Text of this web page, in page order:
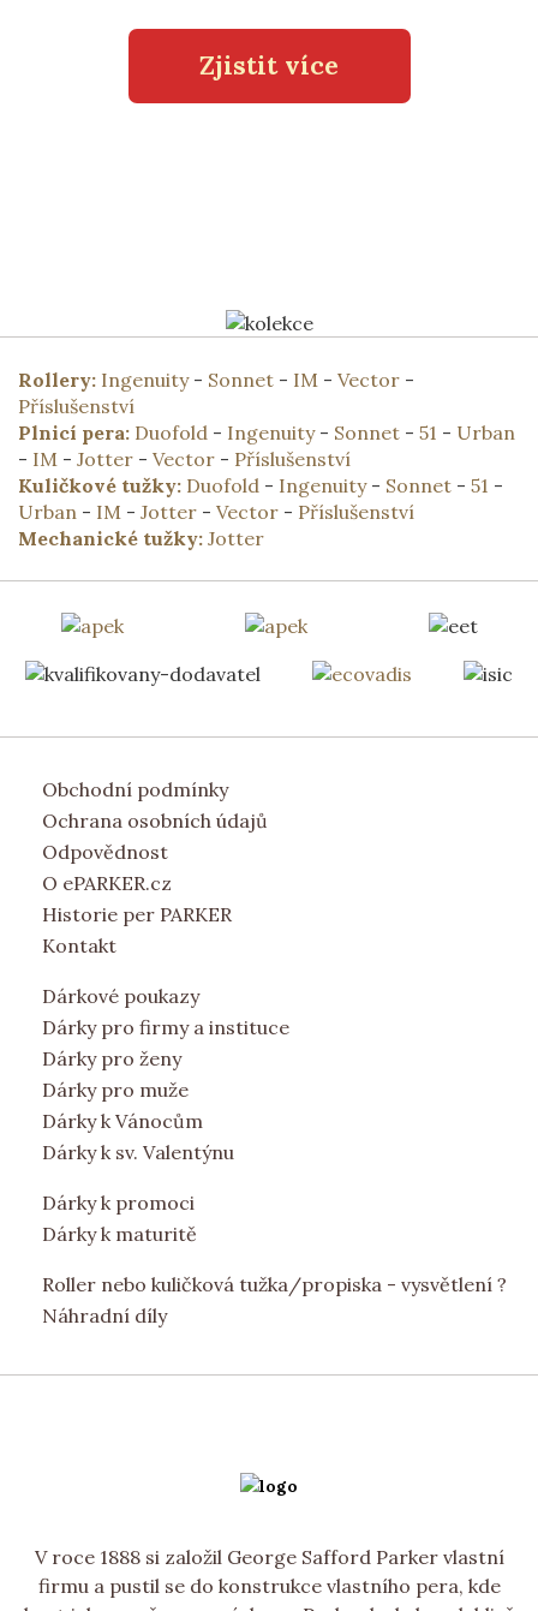
Zjistit více
Rollery: Ingenuity- Sonnet - IM - Vector -
Příslušenství
Plnicí pera: Duofold - Ingenuity- Sonnet - 51 - Urban
- IM - Jotter - Vector - Příslušenství
Kuličkové tužky: Duofold - Ingenuity- Sonnet - 51 -
Urban - IM - Jotter - Vector - Příslušenství
Mechanické tužky: Jotter
Obchodní podmínky
Ochrana osobních údajů
Odpovědnost
O ePARKER.cz
Historie per PARKER
Kontakt
Dárkové poukazy
Dárky pro firmy a instituce
Dárky pro ženy
Dárky pro muže
Dárky k Vánocům
Dárky k sv. Valentýnu
Dárky k promoci
Dárky k maturitě
Roller nebo kuličková tužka/propiska - vysvětlení ?
Náhradní díly
V roce 1888 si založil George Safford Parker vlastní
firmu a pustil se do konstrukce vlastního pera, kde